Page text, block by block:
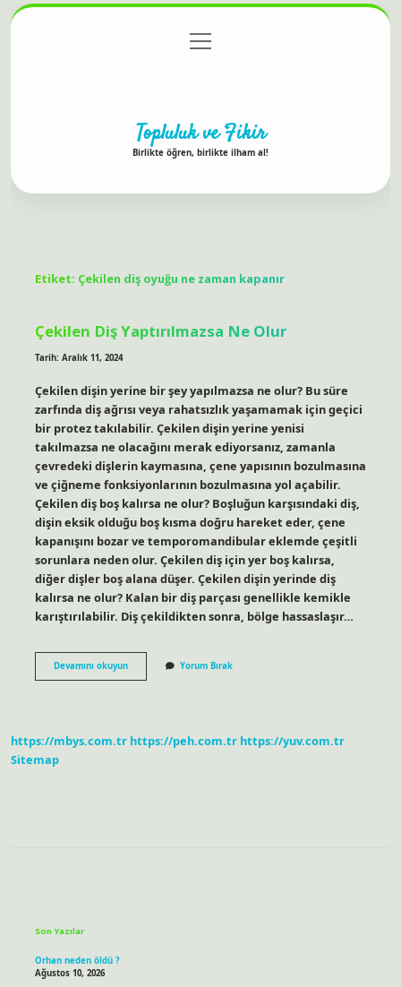
Gizlilik Politikası
menüyü
aç
Topluluk ve Fikir
Birlikte öğren, birlikte ilham al!
Etiket: Çekilen diş oyuğu ne zaman kapanır
Çekilen Diş Yaptırılmazsa Ne Olur
Tarih: Aralık 11, 2024
Çekilen dişin yerine bir şey yapılmazsa ne olur? Bu süre
zarfında diş ağrısı veya rahatsızlık yaşamamak için geçici
bir protez takılabilir. Çekilen dişin yerine yenisi
takılmazsa ne olacağını merak ediyorsanız, zamanla
çevredeki dişlerin kaymasına, çene yapısının bozulmasına
ve çiğneme fonksiyonlarının bozulmasına yol açabilir.
Çekilen diş boş kalırsa ne olur? Boşluğun karşısındaki diş,
dişin eksik olduğu boş kısma doğru hareket eder, çene
kapanışını bozar ve temporomandibular eklemde çeşitli
sorunlara neden olur. Çekilen diş için yer boş kalırsa,
diğer dişler boş alana düşer. Çekilen dişin yerinde diş
kalırsa ne olur? Kalan bir diş parçası genellikle kemikle
karıştırılabilir. Diş çekildikten sonra, bölge hassaslaşır…
Devamını okuyunÇekilen
Diş
Yorum Bırak
https://mbys.com.tr https://peh.com.tr https://yuv.com.tr
Sitemap
Son Yazılar
Orhan neden öldü ?
Ağustos 10, 2026